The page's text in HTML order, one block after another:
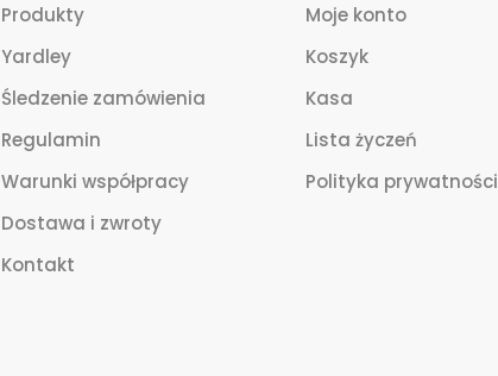
Produkty
Yardley
Śledzenie zamówienia
Regulamin
Warunki współpracy
Dostawa i zwroty
Kontakt
Moje konto
Koszyk
Kasa
Lista życzeń
Polityka prywatności